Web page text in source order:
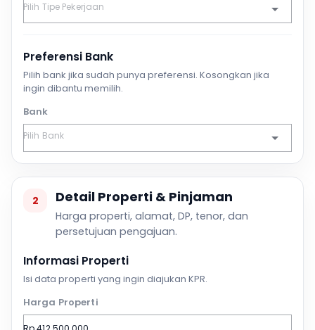
Preferensi Bank
Pilih bank jika sudah punya preferensi. Kosongkan jika
ingin dibantu memilih.
Bank
2 Detail Properti & Pinjaman
Harga properti, alamat, DP, tenor, dan
persetujuan pengajuan.
Informasi Properti
Isi data properti yang ingin diajukan KPR.
Harga Properti